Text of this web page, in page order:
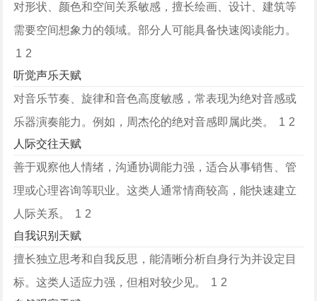
对形状、颜色和空间关系敏感，擅长绘画、设计、建筑等
需要空间想象力的领域。部分人可能具备快速阅读能力。 ‌
1 2
听觉声乐天赋
对音乐节奏、旋律和音色高度敏感，常表现为绝对音感或
乐器演奏能力。例如， 周杰伦的绝对音感即属此类。 ‌ 1 2
人际交往天赋
善于观察他人情绪，沟通协调能力强，适合从事销售、管
理或心理咨询等职业。这类人通常情商较高，能快速建立
人际关系。 ‌
1 2
自我识别天赋
擅长独立思考和自我反思，能清晰分析自身行为并设定目
标。这类人适应力强，但相对较少见。 ‌
1 2